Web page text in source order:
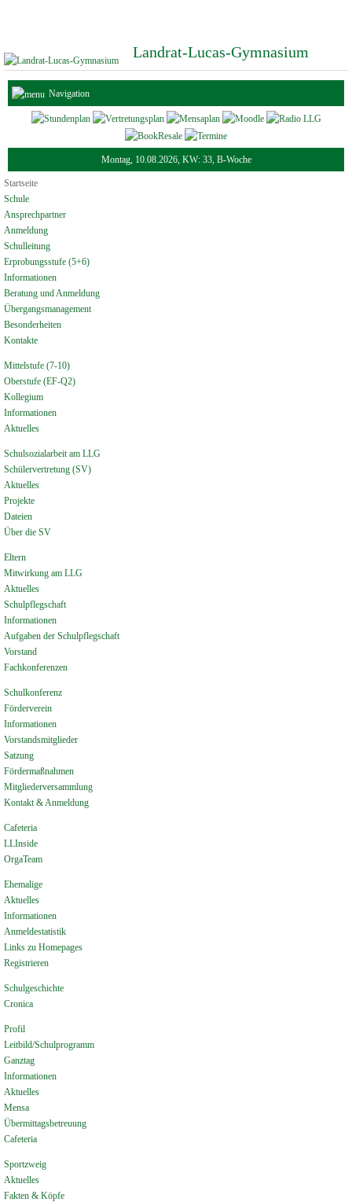
Landrat-Lucas-Gymnasium
Navigation
Montag, 10.08.2026, KW: 33, B-Woche
Startseite
Schule
Ansprechpartner
Anmeldung
Schulleitung
Erprobungsstufe (5+6)
Informationen
Beratung und Anmeldung
Übergangsmanagement
Besonderheiten
Kontakte
Mittelstufe (7-10)
Oberstufe (EF-Q2)
Kollegium
Informationen
Aktuelles
Schulsozialarbeit am LLG
Schülervertretung (SV)
Aktuelles
Projekte
Dateien
Über die SV
Eltern
Mitwirkung am LLG
Aktuelles
Schulpflegschaft
Informationen
Aufgaben der Schulpflegschaft
Vorstand
Fachkonferenzen
Schulkonferenz
Förderverein
Informationen
Vorstandsmitglieder
Satzung
Fördermaßnahmen
Mitgliederversammlung
Kontakt & Anmeldung
Cafeteria
LLInside
OrgaTeam
Ehemalige
Aktuelles
Informationen
Anmeldestatistik
Links zu Homepages
Registrieren
Schulgeschichte
Cronica
Profil
Leitbild/Schulprogramm
Ganztag
Informationen
Aktuelles
Mensa
Übermittagsbetreuung
Cafeteria
Sportzweig
Aktuelles
Fakten & Köpfe